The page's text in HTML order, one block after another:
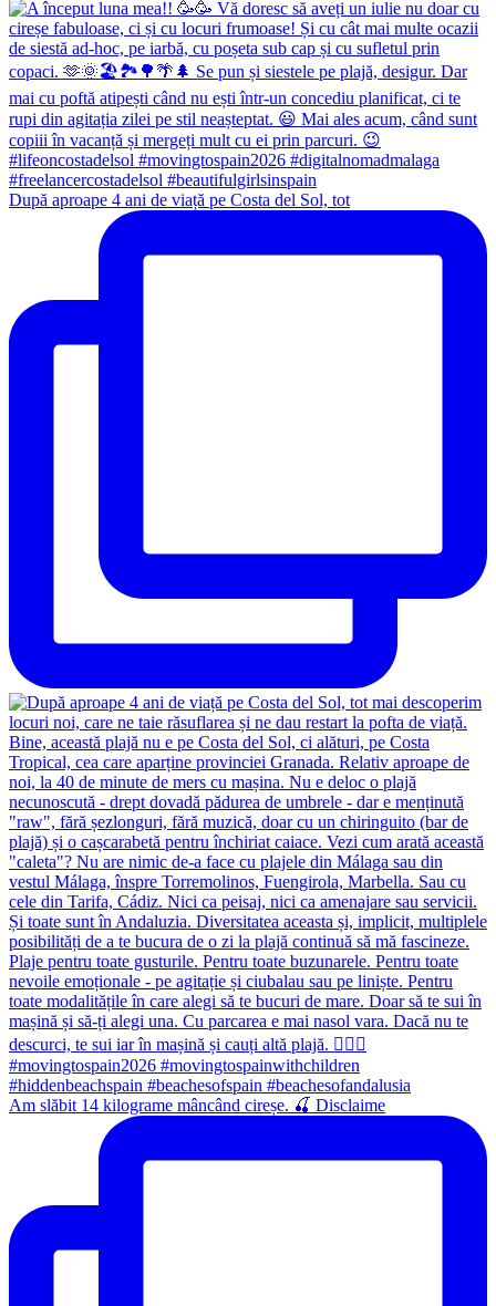
După aproape 4 ani de viață pe Costa del Sol, tot
Am slăbit 14 kilograme mâncând cireșe. 🍒 Disclaime